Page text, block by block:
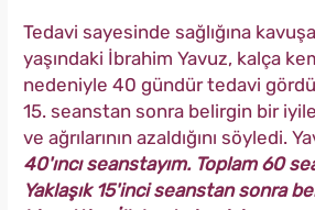
Tedavi sayesinde sağlığına
yaşındaki İbrahim Yavuz, kalça
nedeniyle 40 gündür tedavi
15. seanstan sonra belirgin bir
ve ağrılarının azaldığını söyledi.
40'ıncı seanstayım. Toplam 60
Yaklaşık 15'inci seanstan sonra